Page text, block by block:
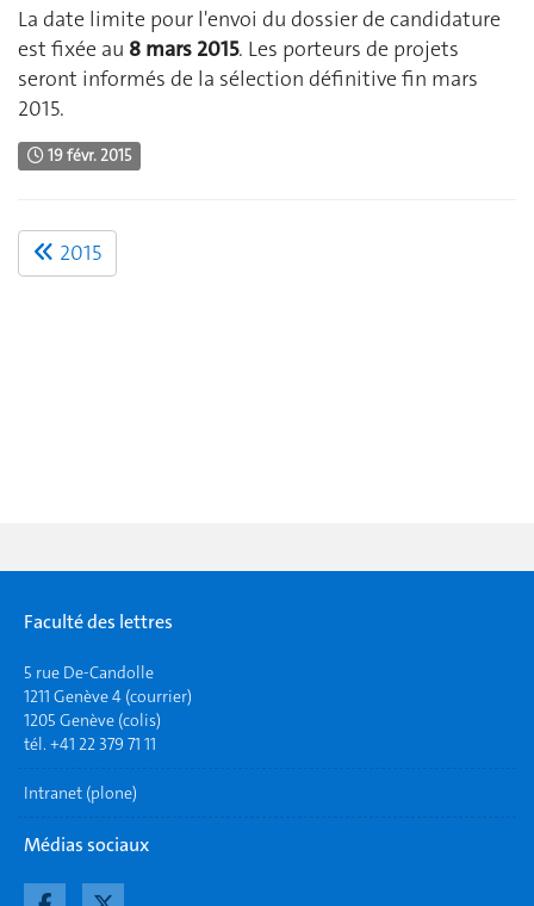
La date limite pour l'envoi du dossier de candidature
est fixée au 8 mars 2015. Les porteurs de projets
seront informés de la sélection définitive fin mars
2015.
19 févr. 2015
2015
Faculté des lettres
5 rue De-Candolle
1211 Genève 4 (courrier)
1205 Genève (colis)
tél. +41 22 379 71 11
Intranet (plone)
Médias sociaux